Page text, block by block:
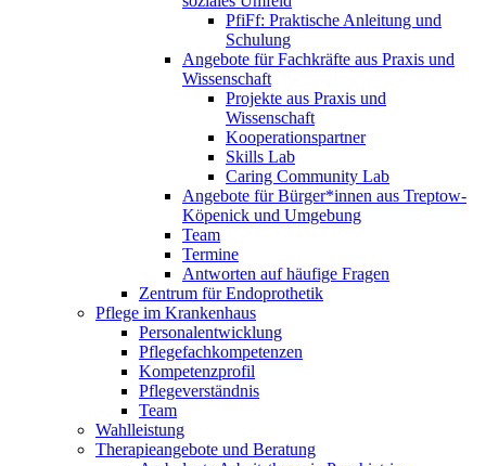
PfiFf: Praktische Anleitung und
Schulung
Angebote für Fachkräfte aus Praxis und
Wissenschaft
Projekte aus Praxis und
Wissenschaft
Kooperationspartner
Skills Lab
Caring Community Lab
Angebote für Bürger*innen aus Treptow-
Köpenick und Umgebung
Team
Termine
Antworten auf häufige Fragen
Zentrum für Endoprothetik
Pflege im Krankenhaus
Personalentwicklung
Pflegefachkompetenzen
Kompetenzprofil
Pflegeverständnis
Team
Wahlleistung
Therapieangebote und Beratung